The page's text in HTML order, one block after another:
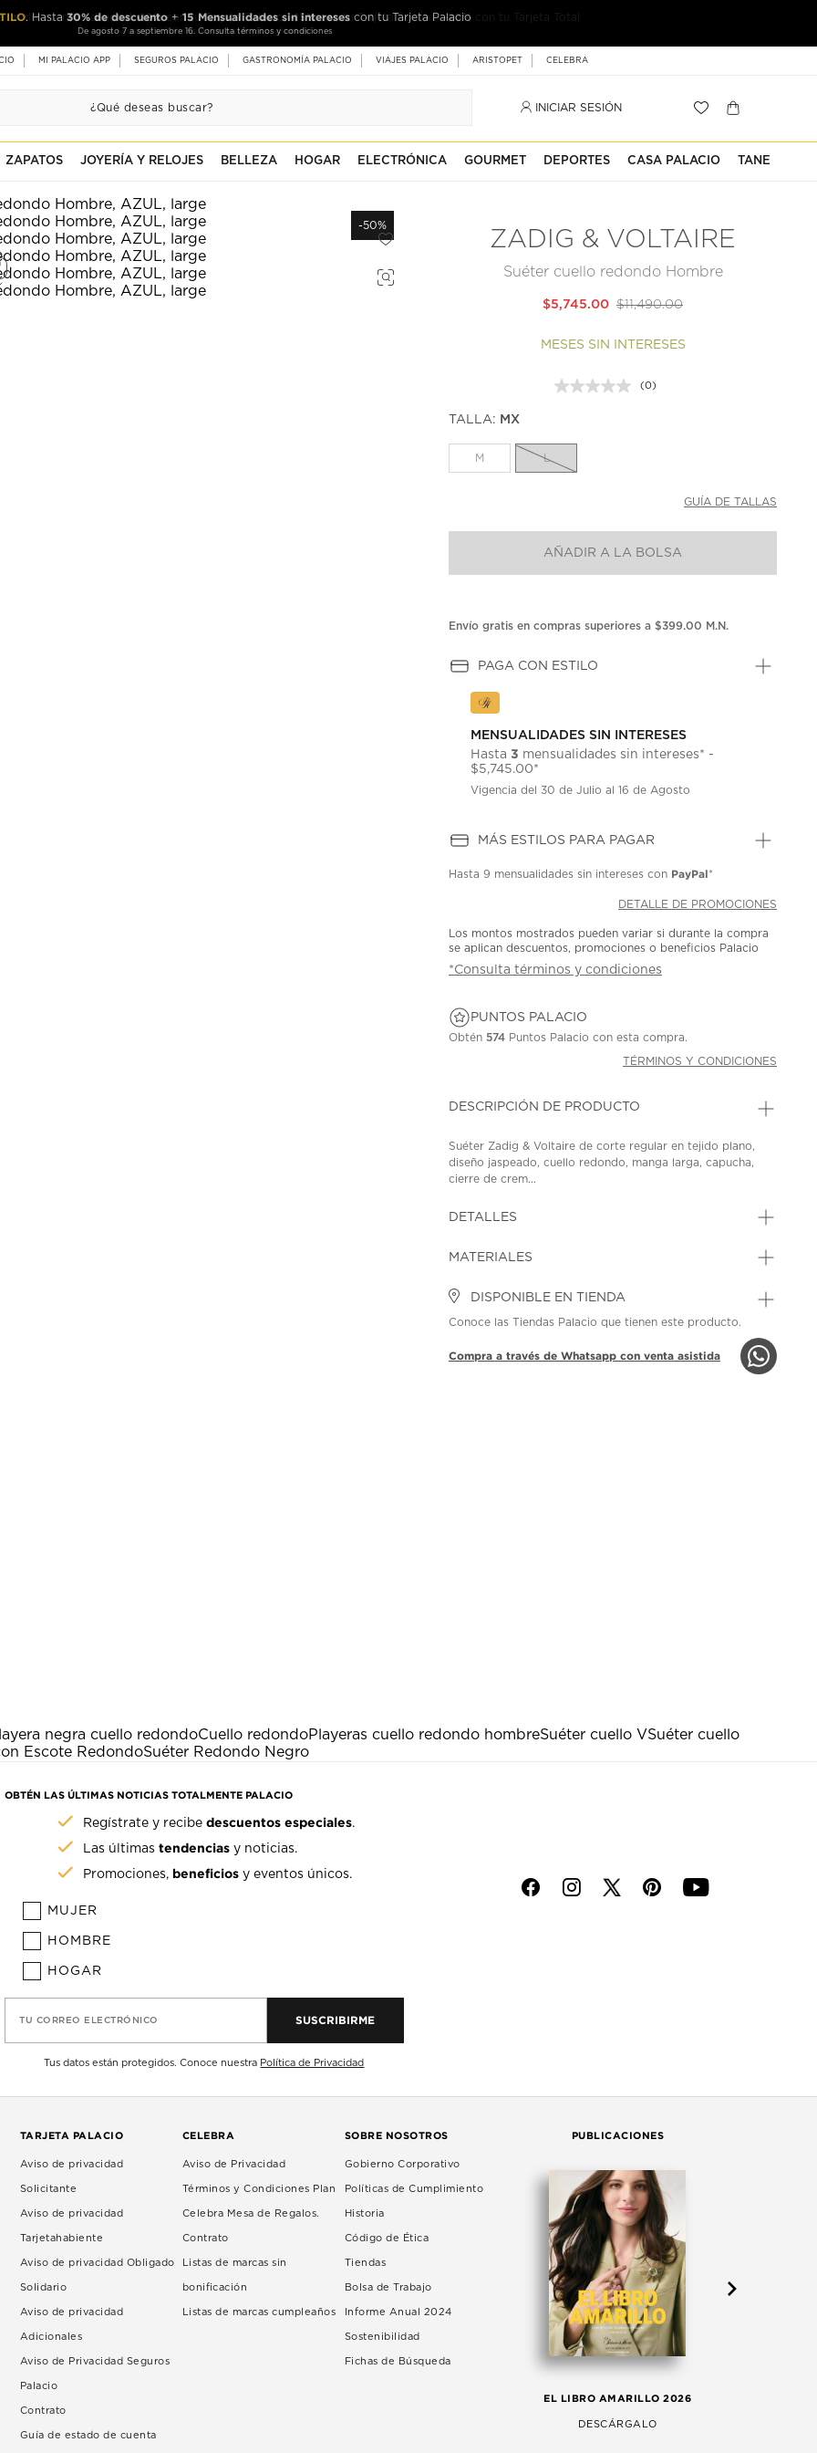
. Hasta 30% de descuento+15 Mensualidades sin interesescon tu Tarjeta Palacio
De agosto 7 a septiembre 16. Consulta términos y condiciones
MI PALACIO APP SEGUROS PALACIO GASTRONOMÍA PALACIO VIAJES PALACIO ARISTOPET CELEBRA
INICIAR SESIÓN
ZAPATOS JOYERÍA Y RELOJES BELLEZA HOGAR ELECTRÓNICA GOURMET DEPORTES CASA PALACIO TANE
-50%
ZADIG & VOLTAIRE
Suéter cuello redondo Hombre
$11,490.00
$5,745.00
MESES SIN INTERESES
Sin
(0)
TALLA: MX
M L
GUÍA DE TALLAS
AÑADIR A LA BOLSA
Envío gratis en compras superiores a $399.00 M.N.
PAGA CON ESTILO
MENSUALIDADES SIN INTERESES
Hasta3 mensualidades sin intereses* -
$5,745.00*
Vigencia del 30 de Julio al 16 de Agosto
MÁS ESTILOS PARA PAGAR
Hasta9 mensualidades sin intereses con PayPal*
DETALLE DE PROMOCIONES
Los montos mostrados pueden variar si durante la compra
se aplican descuentos, promociones o beneficios Palacio
*Consulta términos y condiciones
PUNTOS PALACIO
Obtén574 Puntos Palacio con esta compra.
TÉRMINOS Y CONDICIONES
DESCRIPCIÓN DE PRODUCTO
Suéter Zadig & Voltaire de corte regular en tejido plano,
diseño jaspeado, cuello redondo, manga larga, capucha,
cierre de crem...
DETALLES
MATERIALES
DISPONIBLE EN TIENDA
Conoce las Tiendas Palacio que tienen este producto.
Compra a través de Whatsapp con venta asistida
negra cuello redondoCuello redondoPlayeras cuello redondo hombreSuéter cuello VSuéter cuello
Escote RedondoSuéter Redondo Negro
OBTÉN LAS ÚLTIMAS NOTICIAS TOTALMENTE PALACIO
Regístrate y recibedescuentos especiales.
Las últimastendencias y noticias.
Promociones, beneficios y eventos únicos.
MUJER
HOMBRE
HOGAR
TU CORREO ELECTRÓNICO SUSCRIBIRME
Tus datos están protegidos. Conoce nuestra Política de Privacidad
f i p y
TARJETA PALACIO
Aviso de privacidad
Solicitante
Aviso de privacidad
Tarjetahabiente
Aviso de privacidad Obligado
Solidario
Aviso de privacidad
Adicionales
Aviso de Privacidad Seguros
Palacio
Contrato
Guía de estado de cuenta
CELEBRA
Aviso de Privacidad
Términos y Condiciones Plan
Celebra Mesa de Regalos.
Contrato
Listas de marcas sin
bonificación
Listas de marcas cumpleaños
SOBRE NOSOTROS
Gobierno Corporativo
Políticas de Cumplimiento
Historia
Código de Ética
Tiendas
Bolsa de Trabajo
Informe Anual 2024
Sostenibilidad
Fichas de Búsqueda
PUBLICACIONES
EL LIBRO AMARILLO 2026
DESCÁRGALO